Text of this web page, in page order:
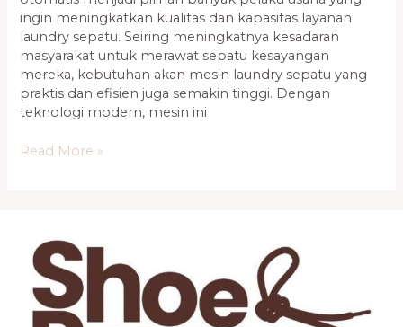
ingin meningkatkan kualitas dan kapasitas layanan
laundry sepatu. Seiring meningkatnya kesadaran
masyarakat untuk merawat sepatu kesayangan
mereka, kebutuhan akan mesin laundry sepatu yang
praktis dan efisien juga semakin tinggi. Dengan
teknologi modern, mesin ini
Read More »